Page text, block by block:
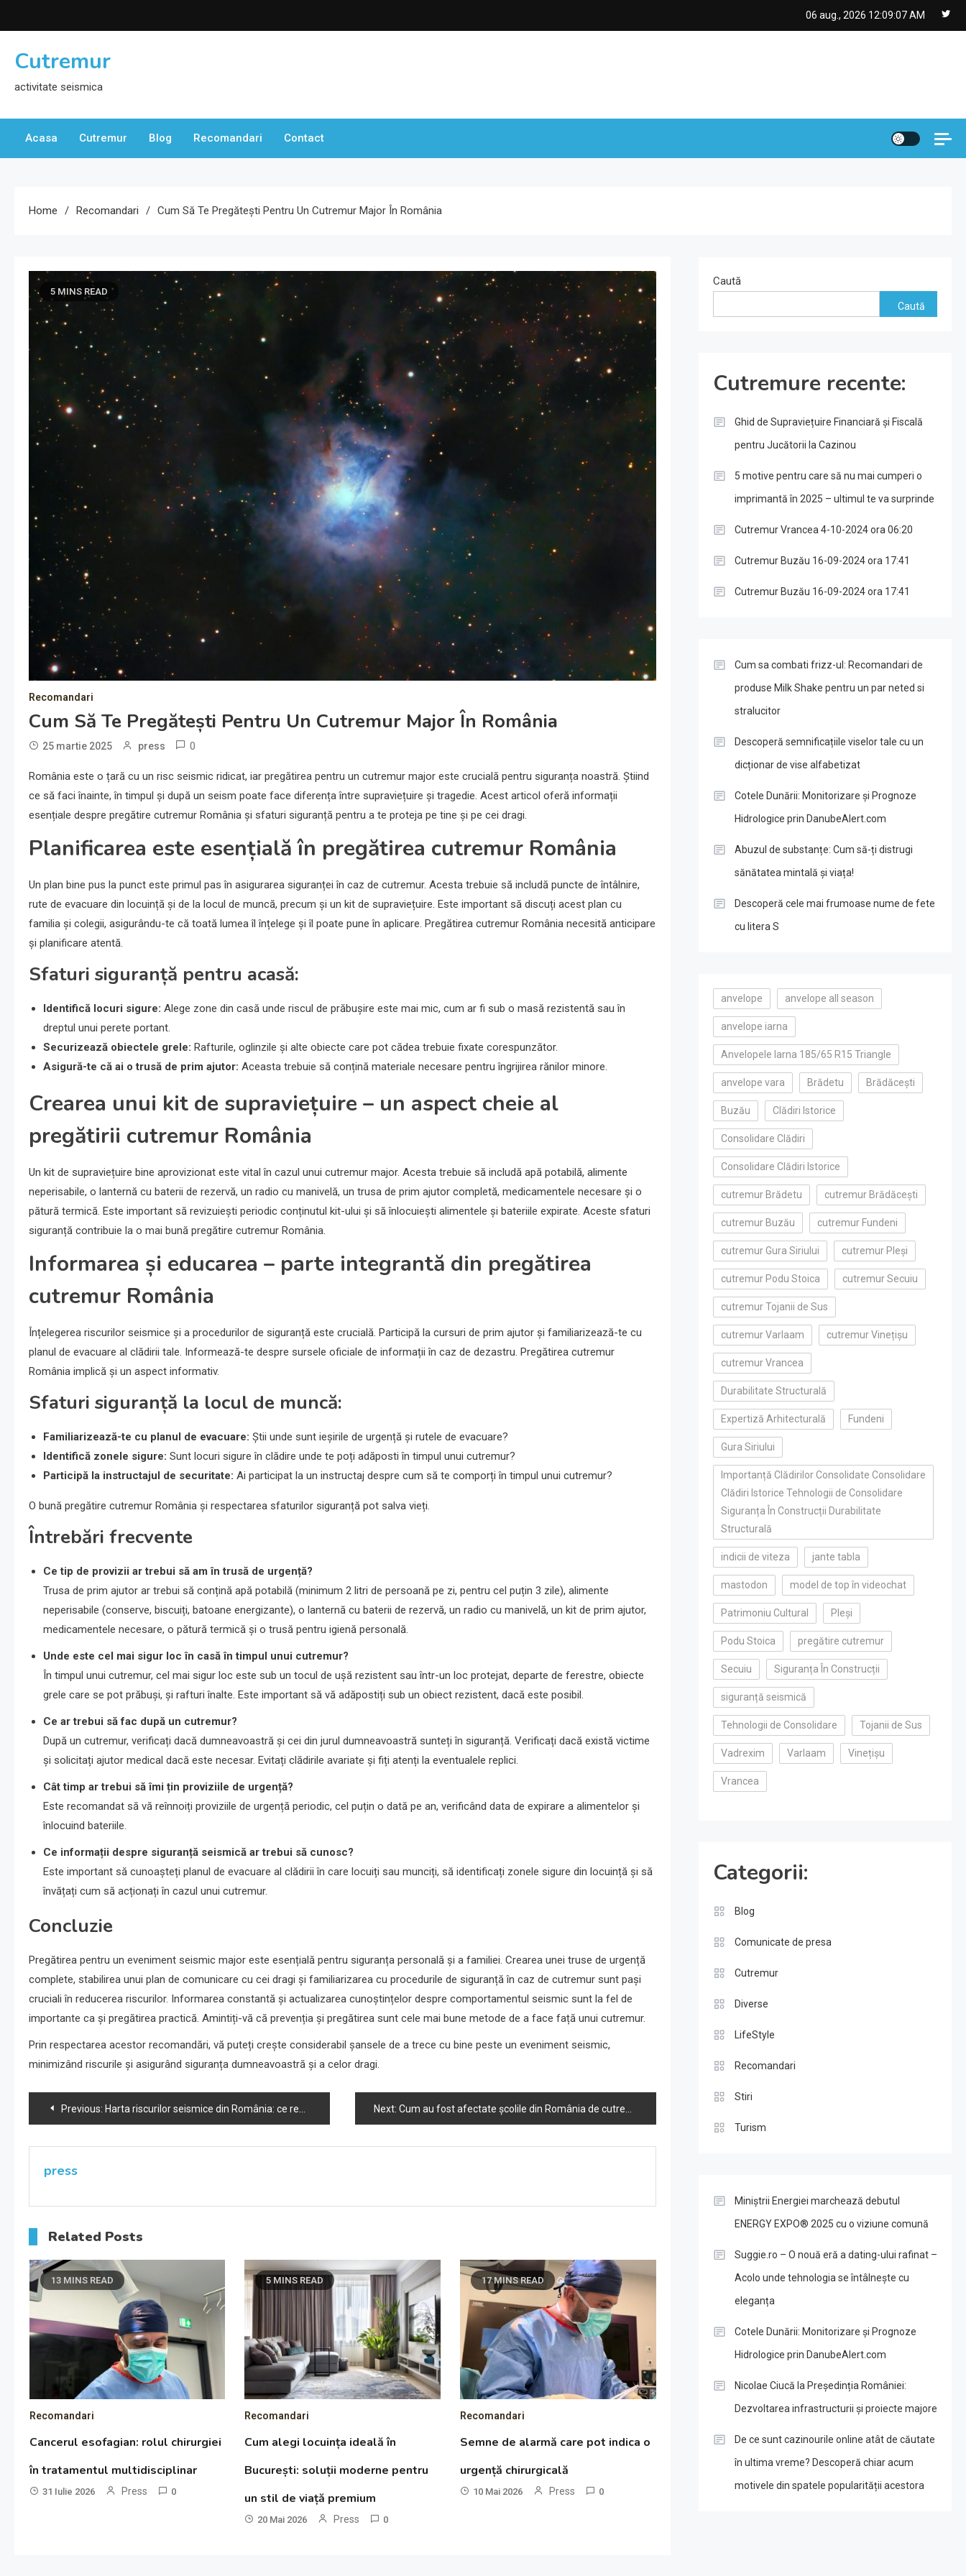
to
06 aug., 2026 12:09:08 AM
Cutremur
activitate seismica
Acasa Cutremur Blog Recomandari Contact
Home Recomandari Cum Să Te Pregătești Pentru Un Cutremur Major În România
5 MINS READ
Recomandari
Cum Să Te Pregătești Pentru Un Cutremur Major În România
25 martie 2025 press 0
România este o țară cu un risc seismic ridicat, iar pregătirea pentru un cutremur major este crucială pentru siguranța noastră. Știind
ce să faci înainte, în timpul și după un seism poate face diferența între supraviețuire și tragedie. Acest articol oferă informații
esențiale despre pregătire cutremur România și sfaturi siguranță pentru a te proteja pe tine și pe cei dragi.
Planificarea este esențială în pregătirea cutremur România
Un plan bine pus la punct este primul pas în asigurarea siguranței în caz de cutremur. Acesta trebuie să includă puncte de întâlnire,
rute de evacuare din locuință și de la locul de muncă, precum și un kit de supraviețuire. Este important să discuți acest plan cu
familia și colegii, asigurându-te că toată lumea îl înțelege și îl poate pune în aplicare. Pregătirea cutremur România necesită anticipare
și planificare atentă.
Sfaturi siguranță pentru acasă:
Identifică locuri sigure: Alege zone din casă unde riscul de prăbușire este mai mic, cum ar fi sub o masă rezistentă sau în
dreptul unui perete portant.
Securizează obiectele grele: Rafturile, oglinzile și alte obiecte care pot cădea trebuie fixate corespunzător.
Asigură-te că ai o trusă de prim ajutor: Aceasta trebuie să conțină materiale necesare pentru îngrijirea rănilor minore.
Crearea unui kit de supraviețuire – un aspect cheie al
pregătirii cutremur România
Un kit de supraviețuire bine aprovizionat este vital în cazul unui cutremur major. Acesta trebuie să includă apă potabilă, alimente
neperisabile, o lanternă cu baterii de rezervă, un radio cu manivelă, un trusa de prim ajutor completă, medicamentele necesare și o
pătură termică. Este important să revizuiești periodic conținutul kit-ului și să înlocuiești alimentele și bateriile expirate. Aceste sfaturi
siguranță contribuie la o mai bună pregătire cutremur România.
Informarea și educarea – parte integrantă din pregătirea
cutremur România
Înțelegerea riscurilor seismice și a procedurilor de siguranță este crucială. Participă la cursuri de prim ajutor și familiarizează-te cu
planul de evacuare al clădirii tale. Informează-te despre sursele oficiale de informații în caz de dezastru. Pregătirea cutremur
România implică și un aspect informativ.
Sfaturi siguranță la locul de muncă:
Familiarizează-te cu planul de evacuare: Știi unde sunt ieșirile de urgență și rutele de evacuare?
Identifică zonele sigure: Sunt locuri sigure în clădire unde te poți adăposti în timpul unui cutremur?
Participă la instructajul de securitate: Ai participat la un instructaj despre cum să te comporți în timpul unui cutremur?
O bună pregătire cutremur România și respectarea sfaturilor siguranță pot salva vieți.
Întrebări frecvente
Ce tip de provizii ar trebui să am în trusă de urgență?
Trusa de prim ajutor ar trebui să conțină apă potabilă (minimum 2 litri de persoană pe zi, pentru cel puțin 3 zile), alimente
neperisabile (conserve, biscuiți, batoane energizante), o lanternă cu baterii de rezervă, un radio cu manivelă, un kit de prim ajutor,
medicamentele necesare, o pătură termică și o trusă pentru igienă personală.
Unde este cel mai sigur loc în casă în timpul unui cutremur?
În timpul unui cutremur, cel mai sigur loc este sub un tocul de ușă rezistent sau într-un loc protejat, departe de ferestre, obiecte
grele care se pot prăbuși, și rafturi înalte. Este important să vă adăpostiți sub un obiect rezistent, dacă este posibil.
Ce ar trebui să fac după un cutremur?
După un cutremur, verificați dacă dumneavoastră și cei din jurul dumneavoastră sunteți în siguranță. Verificați dacă există victime
și solicitați ajutor medical dacă este necesar. Evitați clădirile avariate și fiți atenți la eventualele replici.
Cât timp ar trebui să îmi țin proviziile de urgență?
Este recomandat să vă reînnoiți proviziile de urgență periodic, cel puțin o dată pe an, verificând data de expirare a alimentelor și
înlocuind bateriile.
Ce informații despre siguranță seismică ar trebui să cunosc?
Este important să cunoașteți planul de evacuare al clădirii în care locuiți sau munciți, să identificați zonele sigure din locuință și să
învățați cum să acționați în cazul unui cutremur.
Concluzie
Pregătirea pentru un eveniment seismic major este esențială pentru siguranța personală și a familiei. Crearea unei truse de urgență
complete, stabilirea unui plan de comunicare cu cei dragi și familiarizarea cu procedurile de siguranță în caz de cutremur sunt pași
cruciali în reducerea riscurilor. Informarea constantă și actualizarea cunoștințelor despre comportamentul seismic sunt la fel de
importante ca și pregătirea practică. Amintiți-vă că prevenția și pregătirea sunt cele mai bune metode de a face față unui cutremur.
Prin respectarea acestor recomandări, vă puteți crește considerabil șansele de a trece cu bine peste un eveniment seismic,
minimizând riscurile și asigurând siguranța dumneavoastră și a celor dragi.
Navigare
în
articole
Previous: Harta riscurilor seismice din România: ce regiuni sunt cele mai vulnerabile Next: Cum au fost afectate școlile din România de cutremurele din trecut
press
Related Posts
13 MINS READ
Recomandari
Cancerul esofagian: rolul chirurgiei
în tratamentul multidisciplinar
31 Iulie 2026 Press 0
5 MINS READ
Recomandari
Cum alegi locuința ideală în
București: soluții moderne pentru
un stil de viață premium
20 Mai 2026 Press 0
17 MINS READ
Recomandari
Semne de alarmă care pot indica o
urgență chirurgicală
10 Mai 2026 Press 0
Caută
Caută
Cutremure recente:
Ghid de Supraviețuire Financiară și Fiscală
pentru Jucătorii la Cazinou
5 motive pentru care să nu mai cumperi o
imprimantă în 2025 – ultimul te va surprinde
Cutremur Vrancea 4-10-2024 ora 06:20
Cutremur Buzău 16-09-2024 ora 17:41
Cutremur Buzău 16-09-2024 ora 17:41
Cum sa combati frizz-ul: Recomandari de
produse Milk Shake pentru un par neted si
stralucitor
Descoperă semnificațiile viselor tale cu un
dicționar de vise alfabetizat
Cotele Dunării: Monitorizare și Prognoze
Hidrologice prin DanubeAlert.com
Abuzul de substanțe: Cum să-ți distrugi
sănătatea mintală și viața!
Descoperă cele mai frumoase nume de fete
cu litera S
anvelope anvelope all season
anvelope iarna
Anvelopele Iarna 185/65 R15 Triangle
anvelope vara Brădetu Brădăcești
Buzău Clădiri Istorice
Consolidare Clădiri
Consolidare Clădiri Istorice
cutremur Brădetu cutremur Brădăcești
cutremur Buzău cutremur Fundeni
cutremur Gura Siriului cutremur Pleși
cutremur Podu Stoica cutremur Secuiu
cutremur Tojanii de Sus
cutremur Varlaam cutremur Vinețișu
cutremur Vrancea
Durabilitate Structurală
Expertiză Arhitecturală Fundeni
Gura Siriului
Importanță Clădirilor Consolidate Consolidare
Clădiri Istorice Tehnologii de Consolidare
Siguranța În Construcții Durabilitate
Structurală
indicii de viteza jante tabla
mastodon model de top în videochat
Patrimoniu Cultural Pleși
Podu Stoica pregătire cutremur
Secuiu Siguranța În Construcții
siguranță seismică
Tehnologii de Consolidare Tojanii de Sus
Vadrexim Varlaam Vinețișu
Vrancea
Categorii:
Blog
Comunicate de presa
Cutremur
Diverse
LifeStyle
Recomandari
Stiri
Turism
Miniștrii Energiei marchează debutul
ENERGY EXPO® 2025 cu o viziune comună
Suggie.ro – O nouă eră a dating-ului rafinat –
Acolo unde tehnologia se întâlnește cu
eleganța
Cotele Dunării: Monitorizare și Prognoze
Hidrologice prin DanubeAlert.com
Nicolae Ciucă la Președinția României:
Dezvoltarea infrastructurii și proiecte majore
De ce sunt cazinourile online atât de căutate
în ultima vreme? Descoperă chiar acum
motivele din spatele popularității acestora